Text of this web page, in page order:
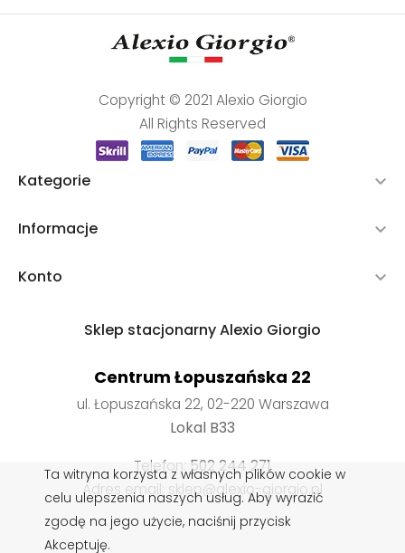
Copyright © 2021 Alexio Giorgio
All Rights Reserved
Kategorie 
Informacje 
Konto 
Sklep stacjonarny Alexio Giorgio
Centrum Łopuszańska 22
ul. Łopuszańska 22, 02-220 Warszawa
Lokal B33
Telefon: 502 244 271
Adres email: sklep@alexio-giorgio.pl
Ta witryna korzysta z własnych plików cookie w
celu ulepszenia naszych usług. Aby wyrazić
zgodę na jego użycie, naciśnij przycisk
Akceptuję.